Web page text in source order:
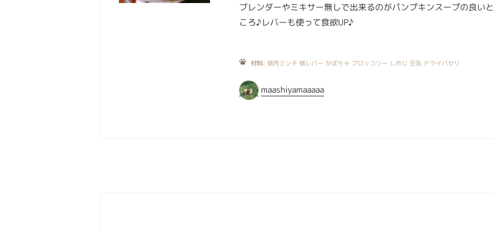
ブレンダーやミキサー無しで出来るのがパンプキンスープの良いと
ころ♪レバーも使って食欲UP♪
材料: 猪肉ミンチ 猪レバー かぼちゃ ブロッコリー しめじ 豆乳 ドライパセリ
maashiyamaaaaa